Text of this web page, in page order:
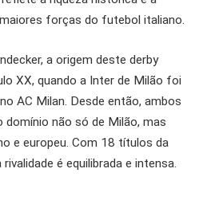
forças do futebol italiano.
a origem deste derby
XX, quando a Inter de Milão foi
AC Milan. Desde então, ambos
não só de Milão, mas
e europeu. Com 18 títulos da
é equilibrada e intensa.